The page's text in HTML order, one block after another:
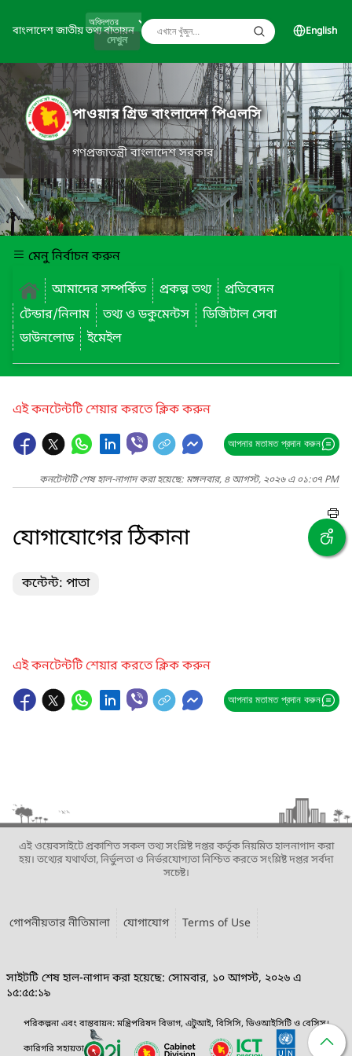
বাংলাদেশ জাতীয় তথ্য বাতায়ন
দেখুন
English
পাওয়ার গ্রিড বাংলাদেশ পিএলসি
গণপ্রজাতন্ত্রী বাংলাদেশ সরকার
মেনু নির্বাচন করুন
আমাদের সম্পর্কিত
প্রকল্প তথ্য
প্রতিবেদন
টেন্ডার/নিলাম
তথ্য ও ডকুমেন্টস
ডিজিটাল সেবা
ডাউনলোড
ইমেইল
এই কনটেন্টটি শেয়ার করতে ক্লিক করুন
আপনার মতামত প্রদান করুন
কনটেন্টটি শেষ হাল-নাগাদ করা হয়েছে: মঙ্গলবার, ৪ আগস্ট, ২০২৬ এ ০১:৩৭ PM
যোগাযোগের ঠিকানা
কন্টেন্ট: পাতা
এই কনটেন্টটি শেয়ার করতে ক্লিক করুন
আপনার মতামত প্রদান করুন
এই ওয়েবসাইটে প্রকাশিত সকল তথ্য সংশ্লিষ্ট দপ্তর কর্তৃক নিয়মিত হালনাগাদ করা
হয়। তথ্যের যথার্থতা, নির্ভুলতা ও নির্ভরযোগ্যতা নিশ্চিত করতে সংশ্লিষ্ট দপ্তর সর্বদা
সচেষ্ট।
গোপনীয়তার নীতিমালা যোগাযোগ Terms of Use
সাইটটি শেষ হাল-নাগাদ করা হয়েছে: সোমবার, ১০ আগস্ট, ২০২৬ এ
১৫:৫৫:১৯
পরিকল্পনা এবং বাস্তবায়ন: মন্ত্রিপরিষদ বিভাগ, এটুআই, বিসিসি, ডিওআইসিটি ও বেসিস।
কারিগরি সহায়তা